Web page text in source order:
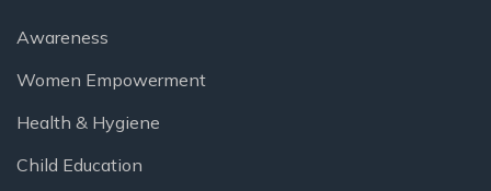
Awareness
Women Empowerment
Health & Hygiene
Child Education